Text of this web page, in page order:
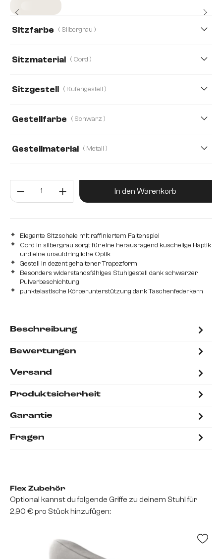
Sitzfarbe ( Silbergrau )
Sitzmaterial ( Cord )
Sitzgestell ( Kufengestell )
Gestellfarbe ( Schwarz )
Gestellmaterial ( Metall )
Produkt Anzahl: Gib den
In den Warenkorb
Elegante Sitzschale mit raffiniertem Faltenspiel
Cord in silbergrau sorgt für eine herausragend kuschelige Haptik
und eine unaufdringliche Optik
Gestell in dezent gehaltener Trapezform
Besonders widerstandsfähiges Stuhlgestell dank schwarzer
Pulverbeschichtung
punktelastische Körperunterstützung dank Taschenfederkern
Beschreibung
Bewertungen
Versand
Produktsicherheit
Garantie
Fragen
Flex Zubehör
Optional kannst du folgende Griffe zu deinem Stuhl für
2,90 € pro Stück hinzufügen: